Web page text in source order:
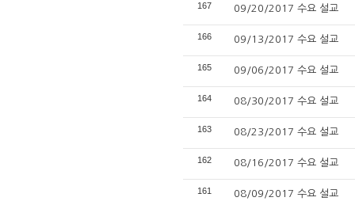
167 09/20/2017 수요 설교
166 09/13/2017 수요 설교
165 09/06/2017 수요 설교
164 08/30/2017 수요 설교
163 08/23/2017 수요 설교
162 08/16/2017 수요 설교
161 08/09/2017 수요 설교